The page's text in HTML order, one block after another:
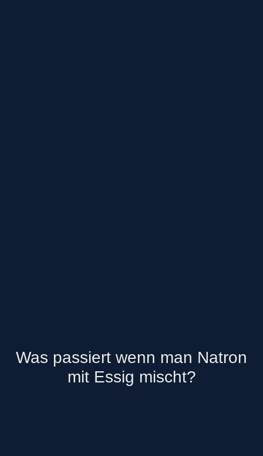
Was passiert wenn man Natron
mit Essig mischt?